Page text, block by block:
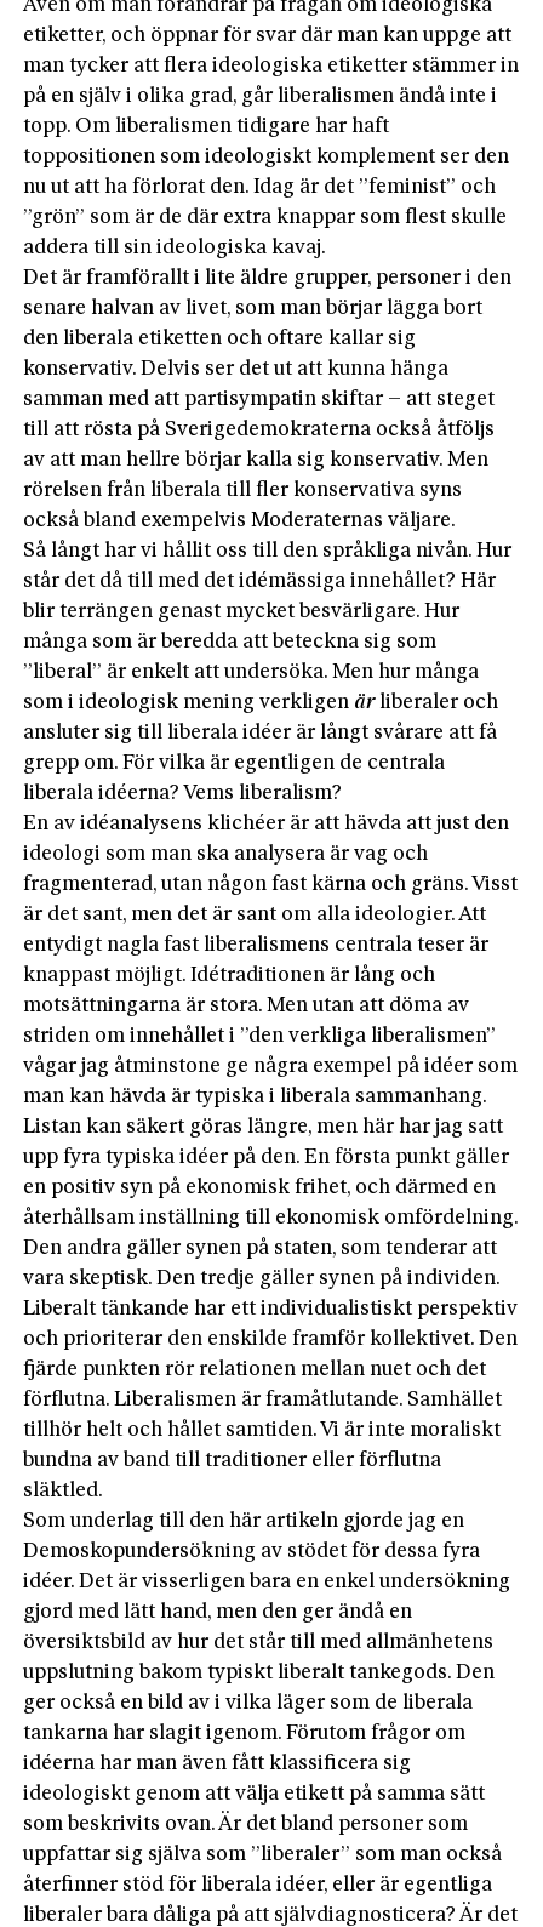
Även om man förändrar på frågan om ideologiska
etiketter, och öppnar för svar där man kan uppge att
man tycker att flera ideologiska etiketter stämmer in
på en själv i olika grad, går liberalismen ändå inte i
topp. Om liberalismen tidigare har haft
toppositionen som ideologiskt komplement ser den
nu ut att ha förlorat den. Idag är det ”feminist” och
”grön” som är de där extra knappar som flest skulle
addera till sin ideologiska kavaj.
Det är framförallt i lite äldre grupper, personer i den
senare halvan av livet, som man börjar lägga bort
den liberala etiketten och oftare kallar sig
konservativ. Delvis ser det ut att kunna hänga
samman med att partisympatin skiftar – att steget
till att rösta på Sverigedemokraterna också åtföljs
av att man hellre börjar kalla sig konservativ. Men
rörelsen från liberala till fler konservativa syns
också bland exempelvis Moderaternas väljare.
Så långt har vi hållit oss till den språkliga nivån. Hur
står det då till med det idémässiga innehållet? Här
blir terrängen genast mycket besvärligare. Hur
många som är beredda att beteckna sig som
”liberal” är enkelt att undersöka. Men hur många
som i ideologisk mening verkligen ärliberaler och
ansluter sig till liberala idéer är långt svårare att få
grepp om. För vilka är egentligen de centrala
liberala idéerna? Vems liberalism?
En av idéanalysens klichéer är att hävda att just den
ideologi som man ska analysera är vag och
fragmenterad, utan någon fast kärna och gräns. Visst
är det sant, men det är sant om alla ideologier. Att
entydigt nagla fast liberalismens centrala teser är
knappast möjligt. Idétraditionen är lång och
motsättningarna är stora. Men utan att döma av
striden om innehållet i ”den verkliga liberalismen”
vågar jag åtminstone ge några exempel på idéer som
man kan hävda är typiska i liberala sammanhang.
Listan kan säkert göras längre, men här har jag satt
upp fyra typiska idéer på den. En första punkt gäller
en positiv syn på ekonomisk frihet, och därmed en
återhållsam inställning till ekonomisk omfördelning.
Den andra gäller synen på staten, som tenderar att
vara skeptisk. Den tredje gäller synen på individen.
Liberalt tänkande har ett individualistiskt perspektiv
och prioriterar den enskilde framför kollektivet. Den
fjärde punkten rör relationen mellan nuet och det
förflutna. Liberalismen är framåtlutande. Samhället
tillhör helt och hållet samtiden. Vi är inte moraliskt
bundna av band till traditioner eller förflutna
släktled.
Som underlag till den här artikeln gjorde jag en
Demoskopundersökning av stödet för dessa fyra
idéer. Det är visserligen bara en enkel undersökning
gjord med lätt hand, men den ger ändå en
översiktsbild av hur det står till med allmänhetens
uppslutning bakom typiskt liberalt tankegods. Den
ger också en bild av i vilka läger som de liberala
tankarna har slagit igenom. Förutom frågor om
idéerna har man även fått klassificera sig
ideologiskt genom att välja etikett på samma sätt
som beskrivits ovan. Är det bland personer som
uppfattar sig själva som ”liberaler” som man också
återfinner stöd för liberala idéer, eller är egentliga
liberaler bara dåliga på att självdiagnosticera? Är det